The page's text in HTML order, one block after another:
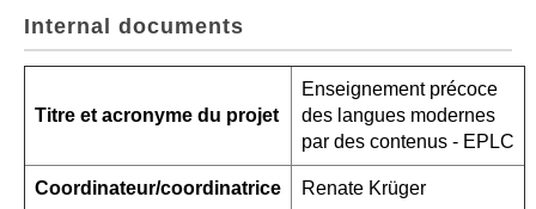
Internal documents
Titre et acronyme du projet
Enseignement précoce
des langues modernes
par des contenus - EPLC
Coordinateur/coordinatrice Renate Krüger